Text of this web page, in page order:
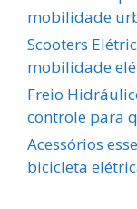
mobilidade
Scooters
mobilidade
Freio
controle para
Acessórios
bicicleta